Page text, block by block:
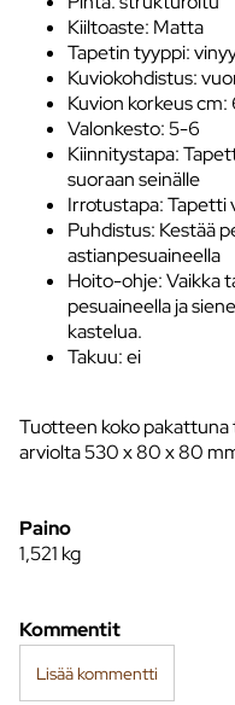
Kiiltoaste: Matta
Tapetin tyyppi:
Kuviokohdistus:
Kuvion korkeus
Valonkesto: 5-6
Kiinnitystapa:
suoraan seinälle
Irrotustapa: Tapetti
Puhdistus: Kestää
astianpesuaineella
Hoito-ohje: Vaikka
pesuaineella ja
kastelua.
Takuu: ei
Tuotteen koko pakattuna
arviolta 530 x 80 x 80
Paino
1,521 kg
Kommentit
Lisää kommentti